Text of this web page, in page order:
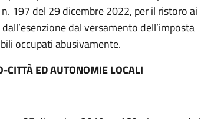
197 del 29 dicembre 2022, per il ristoro ai
dal versamento dell’imposta
occupati abusivamente.
CITTÀ ED AUTONOMIE LOCALI